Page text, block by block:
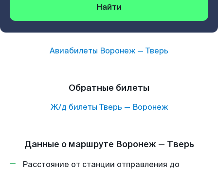
Найти
Авиабилеты Воронеж — Тверь
Обратные билеты
Ж/д билеты Тверь — Воронеж
Данные о маршруте Воронеж — Тверь
Расстояние от станции отправления до